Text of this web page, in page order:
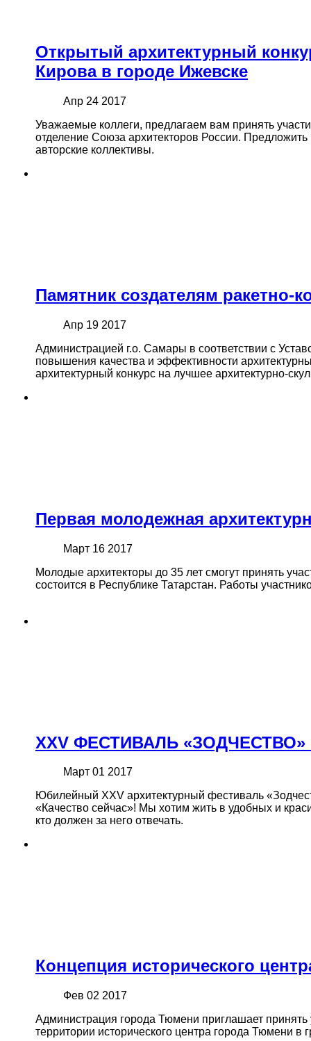
Открытый архитектурный
Кирова в городе Ижевске
Апр 24 2017
Уважаемые коллеги, предлагаем вам принять
отделение Союза архитекторов России.
авторские коллективы.
Памятник создателям ракетно-
Апр 19 2017
Администрацией г.о. Самары в соответствии с
повышения качества и эффективности
архитектурный конкурс на лучшее архитектурно-
Первая молодежная
Март 16 2017
Молодые архитекторы до 35 лет смогут принять
состоится в Республике Татарстан. Работы
XXV ФЕСТИВАЛЬ
Март 01 2017
Юбилейный XXV архитектурный фестиваль
«Качество сейчас»! Мы хотим жить в удобных и
кто должен за него отвечать.
Концепция исторического
Фев 02 2017
Администрация города Тюмени приглашает
территории исторического центра города Тюмени